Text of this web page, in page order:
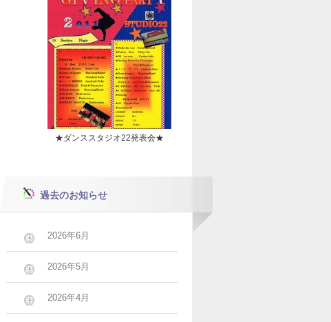
★ダンススタジオ22発表会★
過去のお知らせ
2026年6月
2026年5月
2026年4月